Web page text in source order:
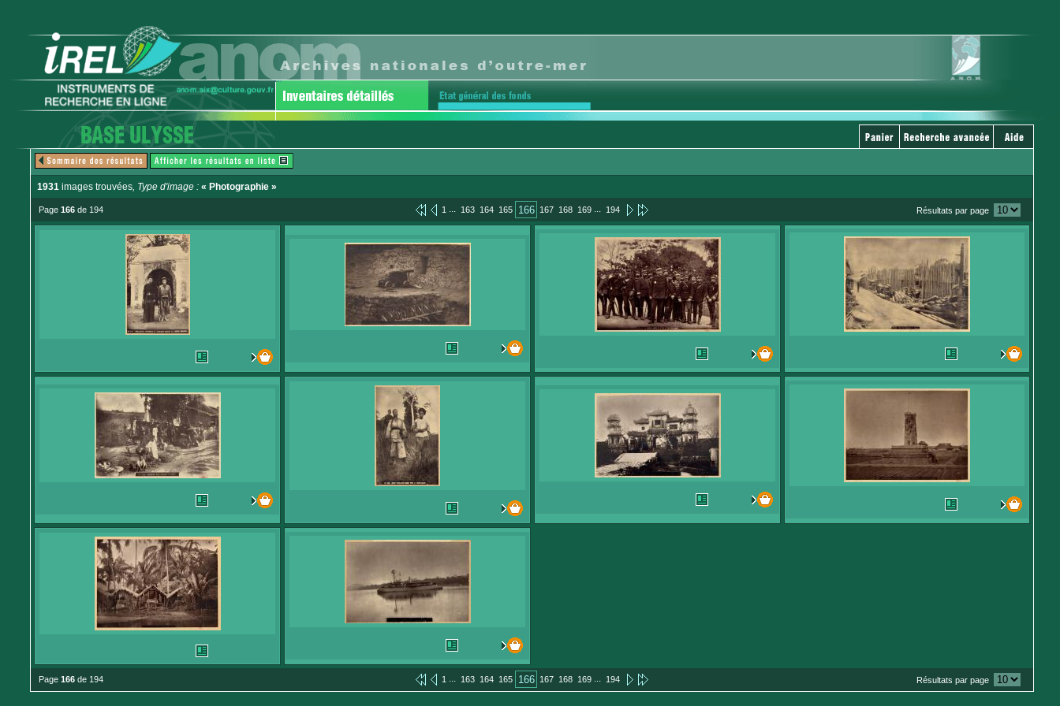
1931 images trouvées, Type d'image : « Photographie »
Page 166 de 194 1 ... 163 164 165 166 167 168 169 ... 194 Résultats par page
Page 166 de 194 1 ... 163 164 165 166 167 168 169 ... 194 Résultats par page